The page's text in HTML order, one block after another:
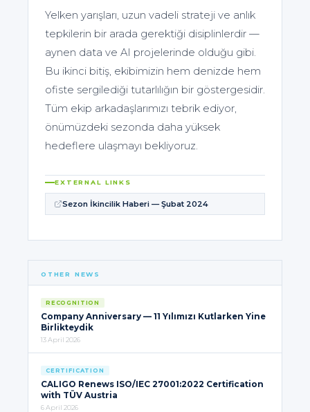
Yelken yarışları, uzun vadeli strateji ve anlık
tepkilerin bir arada gerektiği disiplinlerdir —
aynen data ve AI projelerinde olduğu gibi.
Bu ikinci bitiş, ekibimizin hem denizde hem
ofiste sergilediği tutarlılığın bir göstergesidir.
Tüm ekip arkadaşlarımızı tebrik ediyor,
önümüzdeki sezonda daha yüksek
hedeflere ulaşmayı bekliyoruz.
EXTERNAL LINKS
Sezon İkincilik Haberi — Şubat 2024
OTHER NEWS
RECOGNITION
Company Anniversary — 11 Yılımızı Kutlarken Yine
Birlikteydik
13 April 2026
CERTIFICATION
CALIGO Renews ISO/IEC 27001:2022 Certification
with TÜV Austria
6 April 2026